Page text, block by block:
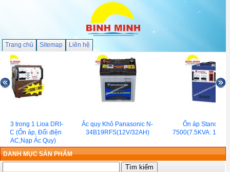
Trang chủ Sitemap Liên hệ
áp 3 trong 1 Lioa DRI-
(Ổn áp, Đổi điện
AC,Nạp Ác Quy)
Ắc quy Khô Panasonic N-
34B19RFS(12V/32AH)
Ổn áp Standa
7500(7.5KVA: 150-
DANH MỤC SẢN PHẨM